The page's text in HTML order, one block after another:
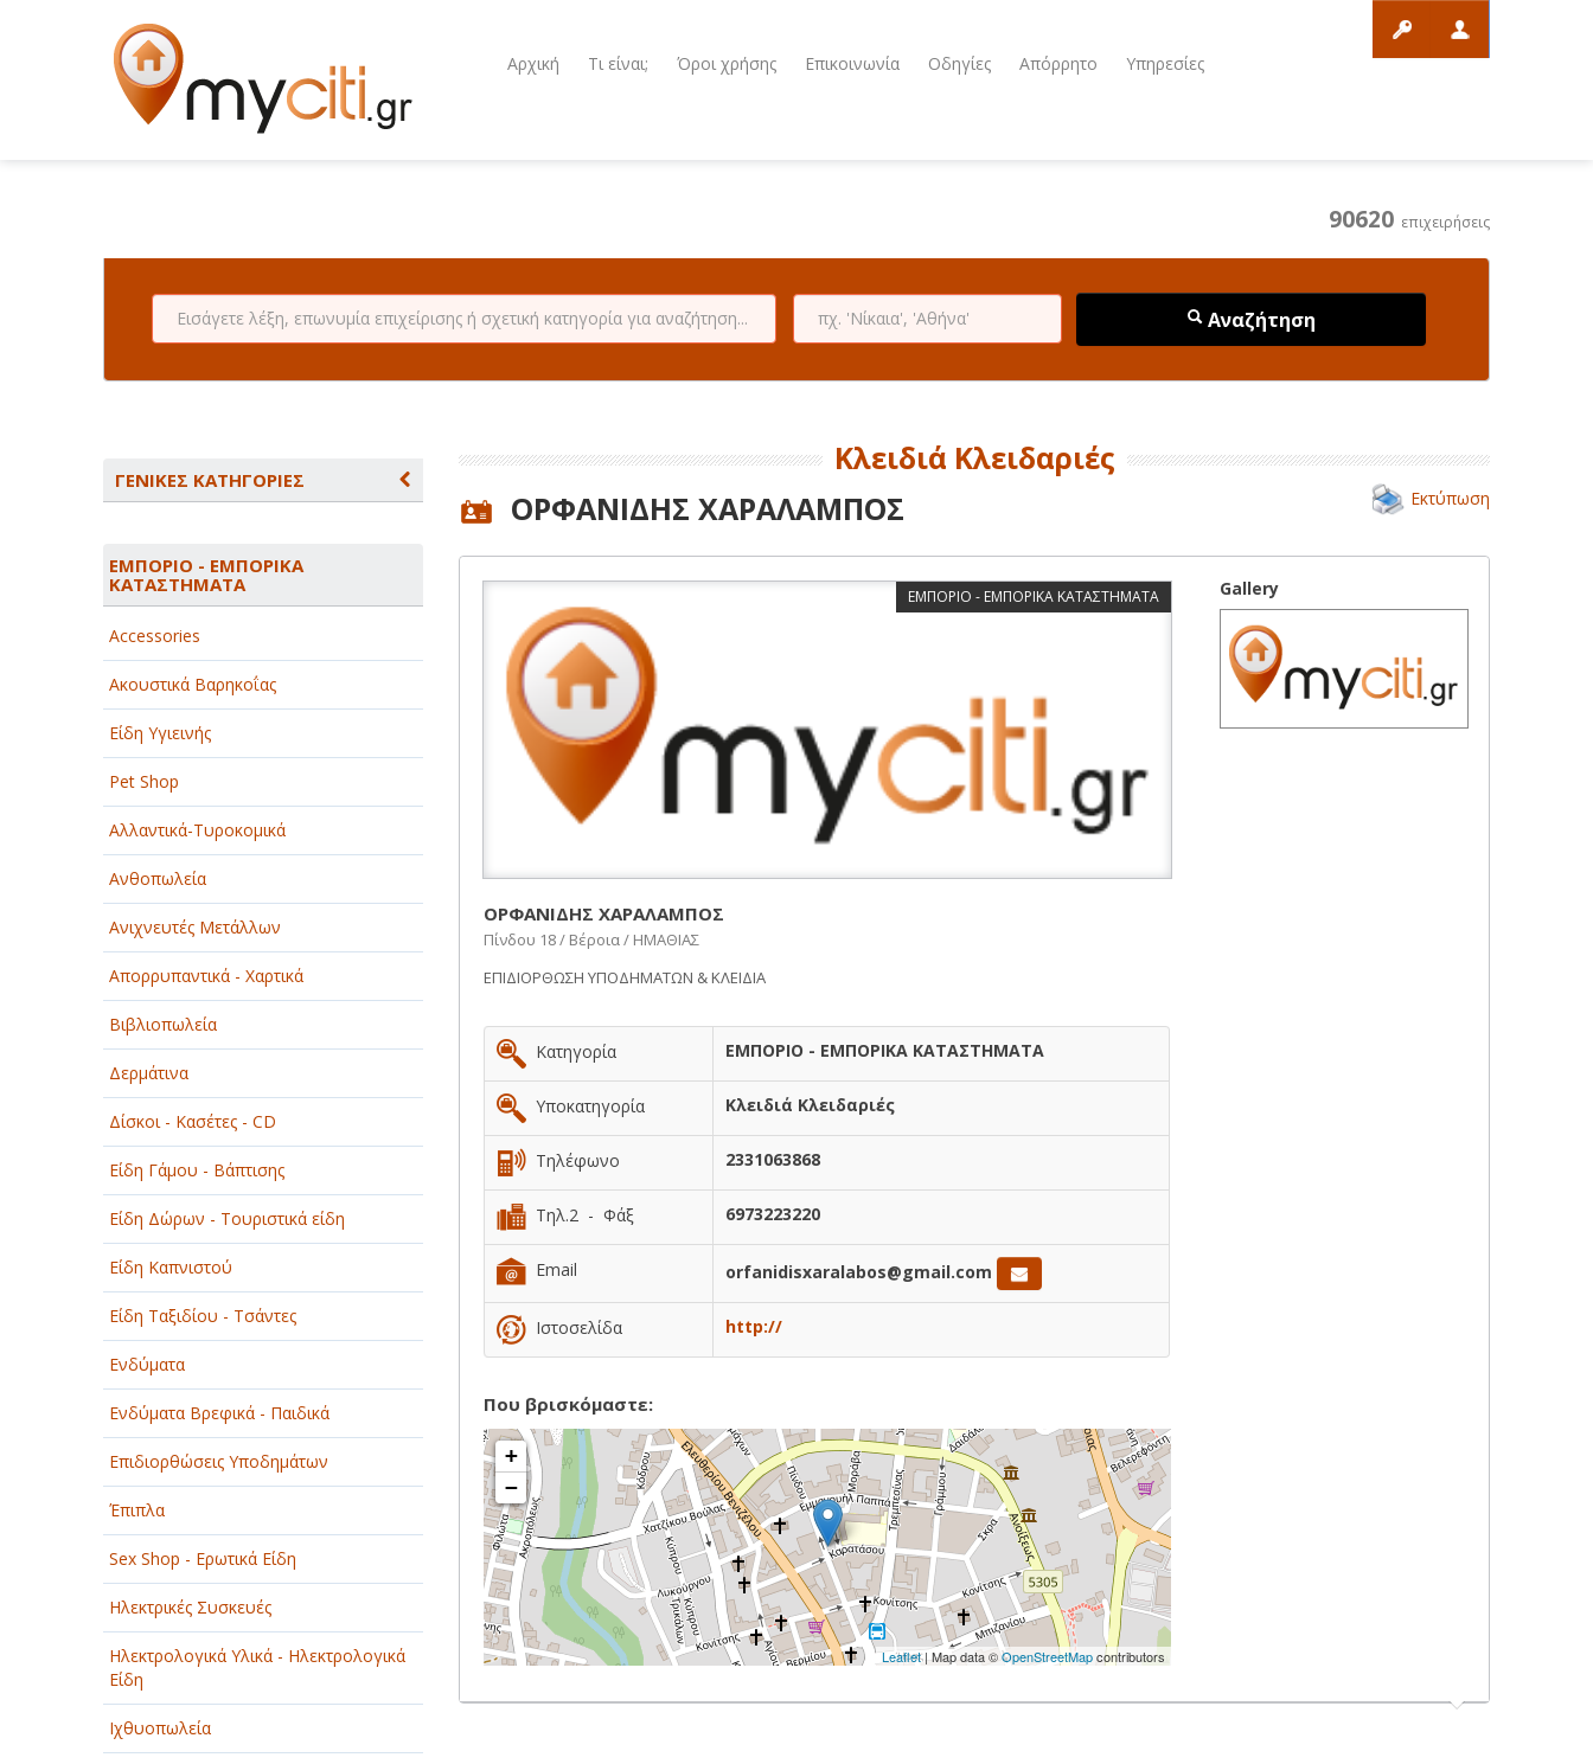
Αρχική Τι είναι; Όροι χρήσης Επικοινωνία Οδηγίες Απόρρητο Υπηρεσίες
90620 επιχειρήσεις
Αναζήτηση
ΓΕΝΙΚΕΣ ΚΑΤΗΓΟΡΙΕΣ
ΑΘΛΗΤΙΣΜΟΣ
ΑΥΤΟΚΙΝΗΤΑ - ΜΗΧΑΝΕΣ - ΣΚΑΦΗ
ΔΙΑΣΚΕΔΑΣΗ - ΨΥΧΑΓΩΓΙΑ - ΤΕΧΝΕΣ
ΔΙΑΦΗΜΙΣΗ - ΜΜΕ
ΕΚΚΛΗΣΙΕΣ - ΦΙΛΑΝΘΡΩΠΙΚΑ
ΣΩΜΑΤΕΙΑ
ΕΚΠΑΙΔΕΥΣΗ - ΣΧΟΛΕΣ
ΕΜΠΟΡΙΟ - ΕΜΠΟΡΙΚΑ
ΚΑΤΑΣΤΗΜΑΤΑ
ΕΡΓΟΣΤΑΣΙΑ - ΒΙΟΜΗΧΑΝΙΕΣ
ΞΕΝΟΔΟΧΕΙΑ - ΤΟΥΡΙΣΜΟΣ
ΟΜΟΡΦΙΑ
ΠΑΡΟΧΗ ΥΠΗΡΕΣΙΩΝ
ΤΕΧΝΙΚΑ - ΚΑΤΑΣΚΕΥΑΣΤΙΚΑ
ΤΕΧΝΟΛΟΓΙΑ
ΥΓΕΙΑ - ΙΑΤΡΟΙ
ΦΑΓΗΤΟ
ΕΜΠΟΡΙΟ - ΕΜΠΟΡΙΚΑ
ΚΑΤΑΣΤΗΜΑΤΑ
Accessories
Ακουστικά Βαρηκοΐας
Είδη Υγιεινής
Pet Shop
Αλλαντικά-Τυροκομικά
Ανθοπωλεία
Ανιχνευτές Μετάλλων
Απορρυπαντικά - Χαρτικά
Βιβλιοπωλεία
Δερμάτινα
Δίσκοι - Κασέτες - CD
Είδη Γάμου - Βάπτισης
Είδη Δώρων - Τουριστικά είδη
Είδη Καπνιστού
Είδη Ταξιδίου - Τσάντες
Ενδύματα
Ενδύματα Βρεφικά - Παιδικά
Επιδιορθώσεις Υποδημάτων
Έπιπλα
Sex Shop - Ερωτικά Είδη
Ηλεκτρικές Συσκευές
Ηλεκτρολογικά Υλικά - Ηλεκτρολογικά
Είδη
Ιχθυοπωλεία
Κλειδιά Κλειδαριές
ΟΡΦΑΝΙΔΗΣ ΧΑΡΑΛΑΜΠΟΣ Εκτύπωση
ΕΜΠΟΡΙΟ - ΕΜΠΟΡΙΚΑ ΚΑΤΑΣΤΗΜΑΤΑ
ΟΡΦΑΝΙΔΗΣ ΧΑΡΑΛΑΜΠΟΣ
Πίνδου 18 / Βέροια / ΗΜΑΘΙΑΣ
ΕΠΙΔΙΟΡΘΩΣΗ ΥΠΟΔΗΜΑΤΩΝ & ΚΛΕΙΔΙΑ
Κατηγορία ΕΜΠΟΡΙΟ - ΕΜΠΟΡΙΚΑ ΚΑΤΑΣΤΗΜΑΤΑ
Υποκατηγορία Κλειδιά Κλειδαριές
Τηλέφωνο 2331063868
Τηλ.2 - Φάξ 6973223220
Email orfanidisxaralabos@gmail.com
Ιστοσελίδα http://
Που βρισκόμαστε:
+
−
Leaflet| Map data ©OpenStreetMapcontributors
Gallery